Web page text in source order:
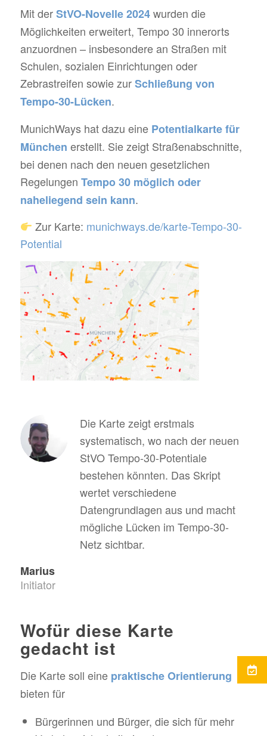
Mit derStVO-Novelle 2024wurden die
Möglichkeiten erweitert, Tempo 30 innerorts
anzuordnen – insbesondere an Straßen mit
Schulen, sozialen Einrichtungen oder
Zebrastreifen sowie zurSchließung von
Tempo-30-Lücken.
MunichWays hat dazu eine Potentialkarte für
München erstellt. Sie zeigt Straßenabschnitte,
bei denen nach den neuen gesetzlichen
Regelungen Tempo 30 möglich oder
naheliegend sein kann.
Zur Karte: munichways.de/karte-Tempo-30-
Potential
Die Karte zeigt erstmals
systematisch, wo nach der neuen
StVO Tempo-30-Potentiale
bestehen könnten. Das Skript
wertet verschiedene
Datengrundlagen aus und macht
mögliche Lücken im Tempo-30-
Netz sichtbar.
Marius
Initiator
Wofür diese Karte
gedacht ist
Die Karte soll eine praktische Orientierung
bieten für
Bürgerinnen und Bürger, die sich für mehr